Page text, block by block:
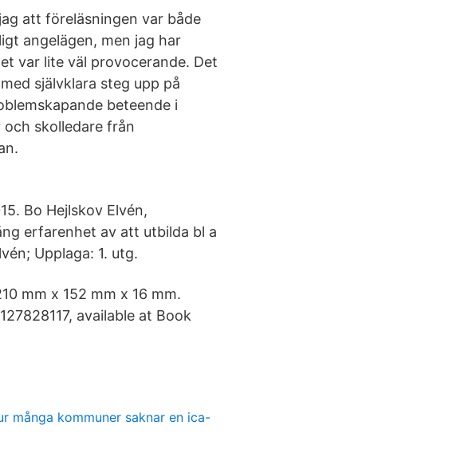
att föreläsningen var både
angelägen, men jag har
var lite väl provocerande. Det
självklara steg upp på
beteende i
skolledare från
Bo Hejlskov Elvén,
erfarenhet av att utbilda bl a
Upplaga: 1. utg.
mm x 152 mm x 16 mm.
available at Book
många kommuner saknar en ica-